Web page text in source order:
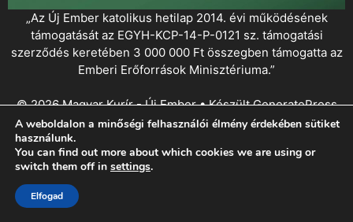
„Az Új Ember katolikus hetilap 2014. évi működésének
támogatását az EGYH-KCP-14-P-0121 sz. támogatási
szerződés keretében 3 000 000 Ft összegben támogatta az
Emberi Erőforrások Minisztériuma.”
© 2026 Magyar Kurír - Új Ember• KészültGeneratePress
A weboldalon a minőségi felhasználói élmény érdekében sütiket
használunk.
You can find out more about which cookies we are using or
switch them off in settings.
Elfogad